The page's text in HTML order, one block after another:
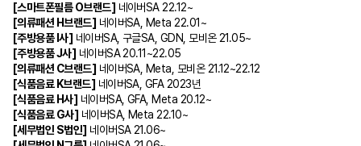
[스마트폰필름O브랜드] 네이버SA 22.12~
[의류패션 H브랜드] 네이버SA, Meta 22.01~
[주방용품I사] 네이버SA, 구글SA, GDN,모비온21.05~
[주방용품J사] 네이버SA 20.11~22.05
[의류패션 C브랜드] 네이버SA, Meta, 모비온21.12~22.12
[식품음료K브랜드] 네이버SA, GFA 2023년
[식품음료H사] 네이버SA, GFA, Meta 20.12~
[식품음료G사] 네이버SA, Meta 22.10~
[세무법인 S법인] 네이버SA 21.06~